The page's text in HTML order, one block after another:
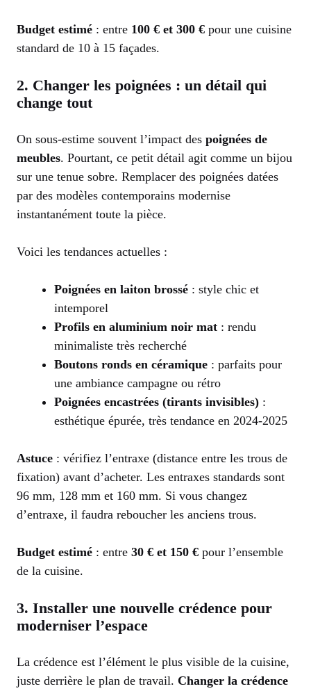
Budget estimé : entre 100 € et 300 € pour une cuisine
standard de 10 à 15 façades.
2. Changer les poignées : un détail qui
change tout
On sous-estime souvent l’impact des poignées de
meubles. Pourtant, ce petit détail agit comme un bijou
sur une tenue sobre. Remplacer des poignées datées
par des modèles contemporains modernise
instantanément toute la pièce.
Voici les tendances actuelles :
Poignées en laiton brossé : style chic et
intemporel
Profils en aluminium noir mat : rendu
minimaliste très recherché
Boutons ronds en céramique : parfaits pour
une ambiance campagne ou rétro
Poignées encastrées (tirants invisibles) :
esthétique épurée, très tendance en 2024-2025
Astuce : vérifiez l’entraxe (distance entre les trous de
fixation) avant d’acheter. Les entraxes standards sont
96 mm, 128 mm et 160 mm. Si vous changez
d’entraxe, il faudra reboucher les anciens trous.
Budget estimé : entre 30 € et 150 € pour l’ensemble
de la cuisine.
3. Installer une nouvelle crédence pour
moderniser l’espace
La crédence est l’élément le plus visible de la cuisine,
juste derrière le plan de travail. Changer la crédence